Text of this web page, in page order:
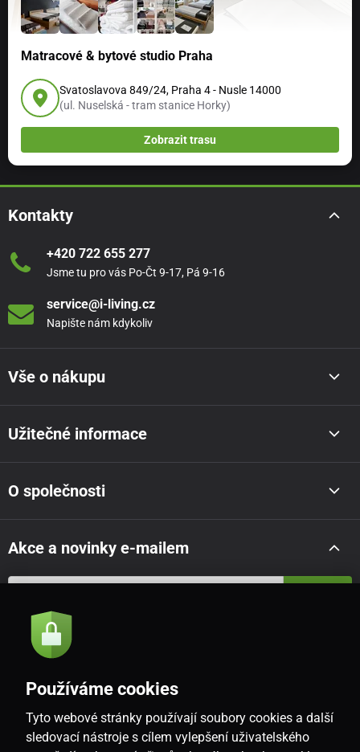
Matracové & bytové studio Praha
Svatoslavova 849/24, Praha 4 - Nusle 14000
(ul. Nuselská - tram stanice Horky)
Zobrazit trasu
Kontakty
+420 722 655 277
Jsme tu pro vás Po-Čt 9-17, Pá 9-16
service@i-living.cz
Napište nám kdykoliv
Vše o nákupu
Užitečné informace
O společnosti
Akce a novinky e-mailem
Souhlasím se
CZ
Používáme cookies
Tyto webové stránky používají soubory cookies a další
sledovací nástroje s cílem vylepšení uživatelského